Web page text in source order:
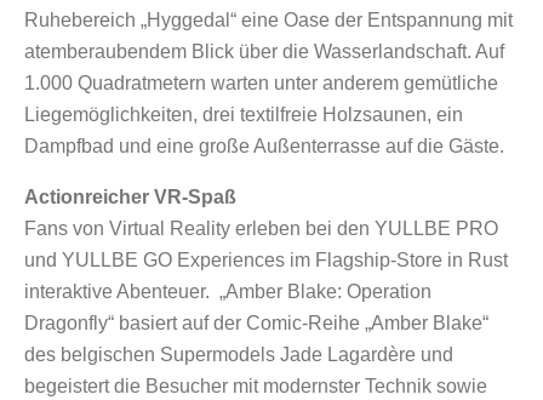
Ruhebereich „Hyggedal“ eine Oase der Entspannung mit
atemberaubendem Blick über die Wasserlandschaft. Auf
1.000 Quadratmetern warten unter anderem gemütliche
Liegemöglichkeiten, drei textilfreie Holzsaunen, ein
Dampfbad und eine große Außenterrasse auf die Gäste.
Actionreicher VR-Spaß
Fans von Virtual Reality erleben bei den YULLBE PRO
und YULLBE GO Experiences im Flagship-Store in Rust
interaktive Abenteuer. „Amber Blake: Operation
Dragonfly“ basiert auf der Comic-Reihe „Amber Blake“
des belgischen Supermodels Jade Lagardère und
begeistert die Besucher mit modernster Technik sowie